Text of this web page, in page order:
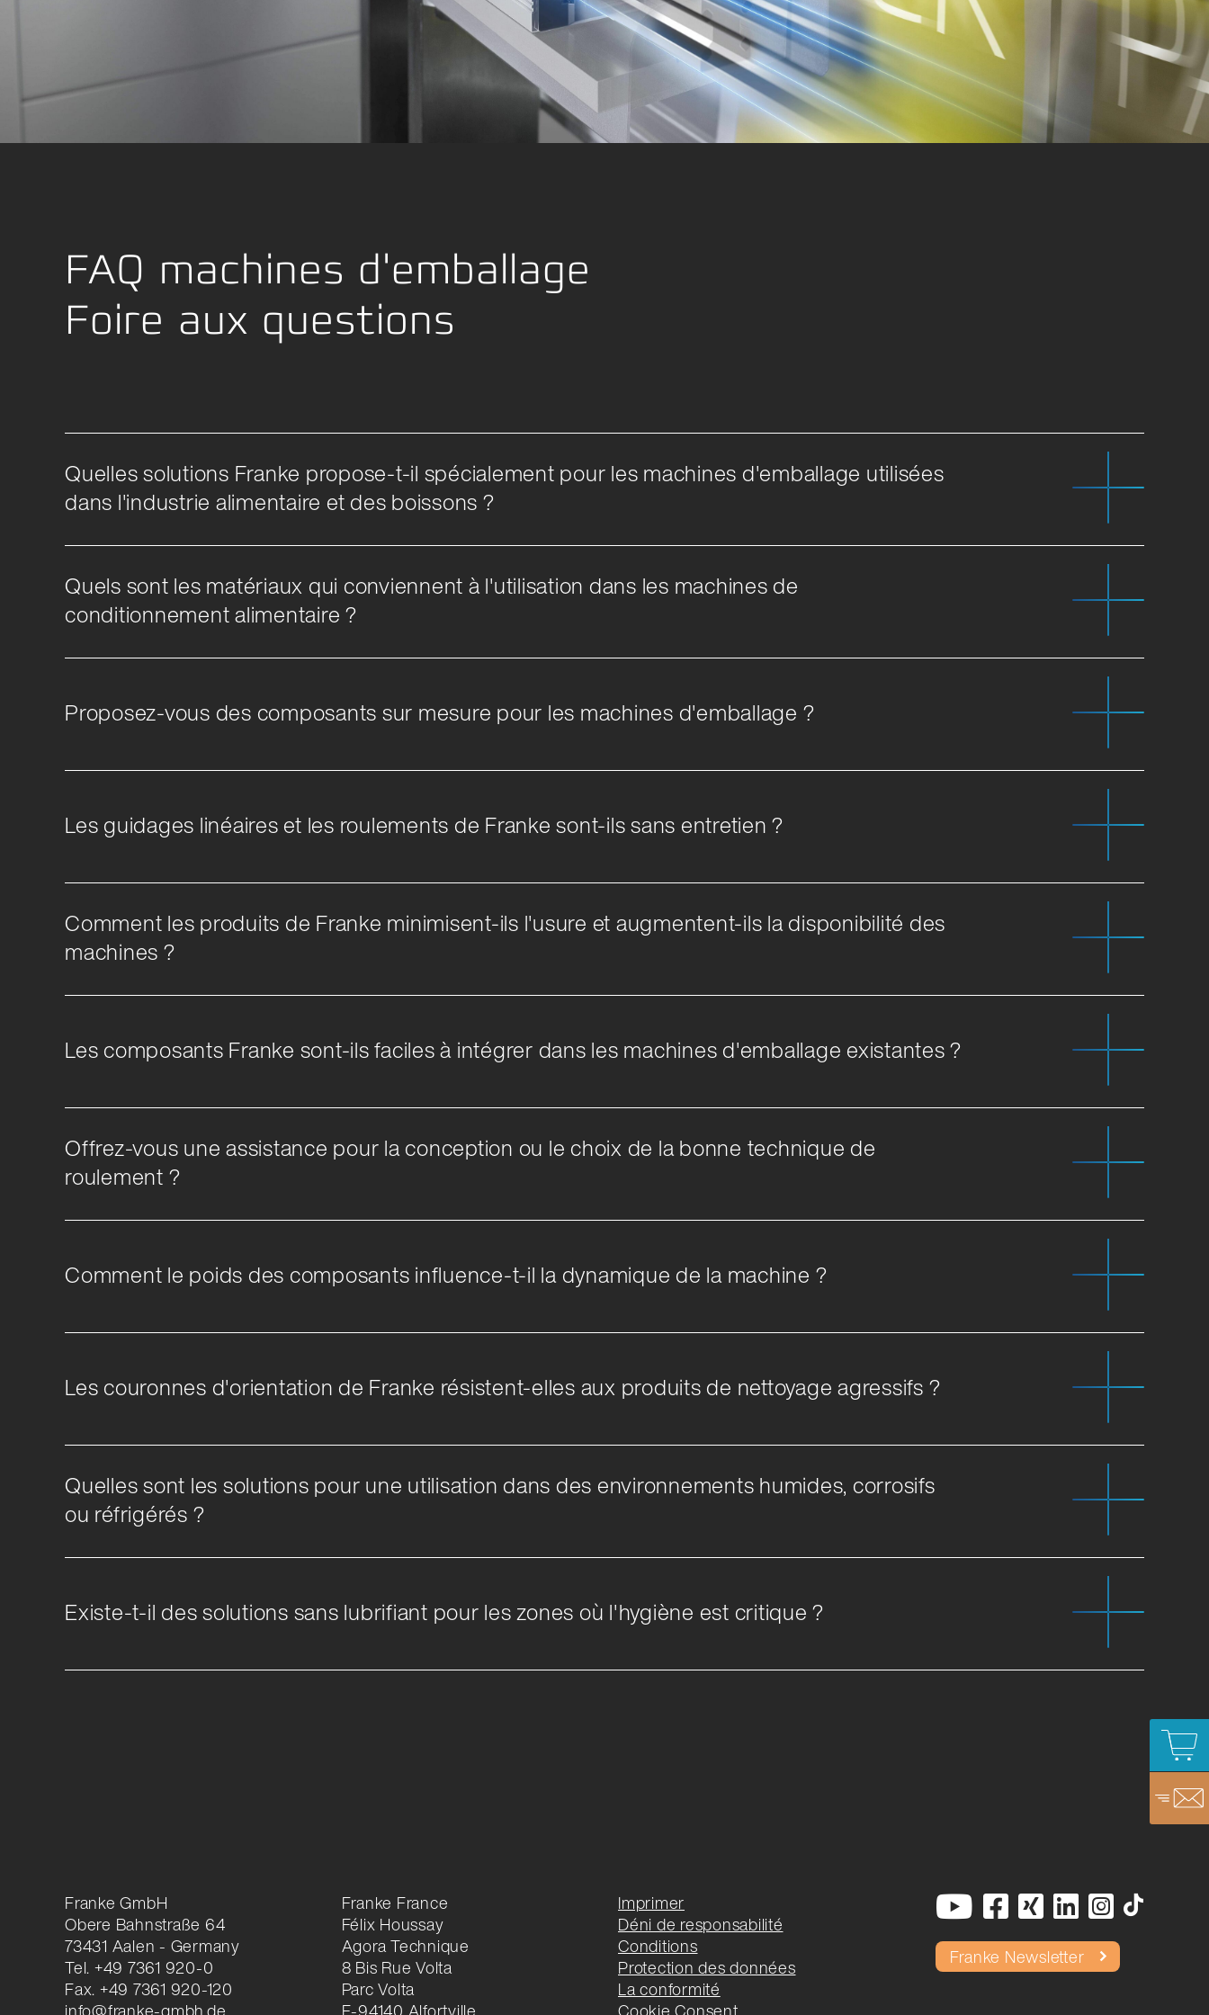
FAQ machines d'emballage
Foire aux questions
Quelles solutions Franke propose-t-il spécialement pour les machines d'emballage utilisées
dans l'industrie alimentaire et des boissons ?
Quels sont les matériaux qui conviennent à l'utilisation dans les machines de
conditionnement alimentaire ?
Proposez-vous des composants sur mesure pour les machines d'emballage ?
Les guidages linéaires et les roulements de Franke sont-ils sans entretien ?
Comment les produits de Franke minimisent-ils l'usure et augmentent-ils la disponibilité des
machines ?
Les composants Franke sont-ils faciles à intégrer dans les machines d'emballage existantes ?
Offrez-vous une assistance pour la conception ou le choix de la bonne technique de
roulement ?
Comment le poids des composants influence-t-il la dynamique de la machine ?
Les couronnes d'orientation de Franke résistent-elles aux produits de nettoyage agressifs ?
Quelles sont les solutions pour une utilisation dans des environnements humides, corrosifs
ou réfrigérés ?
Existe-t-il des solutions sans lubrifiant pour les zones où l'hygiène est critique ?
Franke GmbH
Obere Bahnstraße 64
73431 Aalen - Germany
Tel. +49 7361 920-0
Fax. +49 7361 920-120
info@franke-gmbh.de
Franke France
Félix Houssay
Agora Technique
8 Bis Rue Volta
Parc Volta
F-94140 Alfortville
Imprimer
Déni de responsabilité
Conditions
Protection des données
La conformité
Cookie Consent
Franke Newsletter